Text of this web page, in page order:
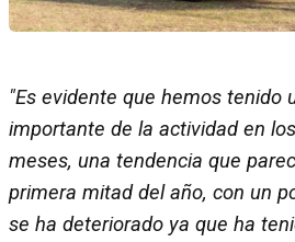
"Es evidente que hemos tenido
importante de la actividad en
meses, una tendencia que
primera mitad del año, con un
se ha deteriorado ya que ha